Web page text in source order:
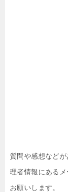
質問や感想など
理者情報にある
お願いします。